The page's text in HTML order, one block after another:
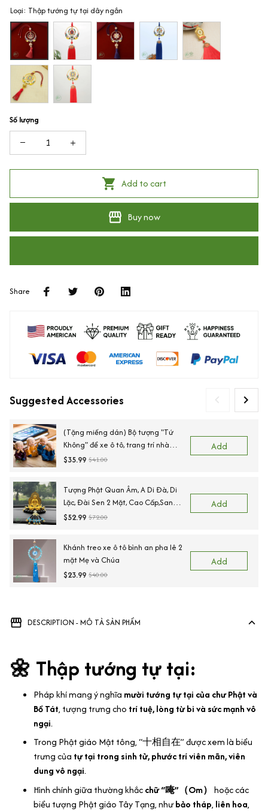
Loại: Thập tướng tự tại dây ngắn
Số lượng
Add to cart
Buy now
Share
Suggested Accessories
(Tặng miếng dán) Bộ tượng "Tứ
Không" để xe ô tô, trang trí nhà
cửa bằng gốm sứ cao cấp
$35.99 $41.00
Add
Tượng Phật Quan Âm, A Di Đà, Di
Lặc, Đài Sen 2 Mặt, Cao Cấp,Sang
Trọng
$52.99 $72.00
Add
Khánh treo xe ô tô bình an pha lê 2
mặt Mẹ và Chúa
$23.99 $40.00
Add
DESCRIPTION - MÔ TẢ SẢN PHẨM
🌼 Thập tướng tự tại:
Pháp khí mang ý nghĩa mười tướng tự tại của chư Phật và
Bồ Tát, tượng trưng cho trí tuệ, lòng từ bi và sức mạnh vô
ngại.
Trong Phật giáo Mật tông, “十相自在” được xem là biểu
trưng của tự tại trong sinh tử, phước trí viên mãn, viên
dung vô ngại.
Hình chính giữa thường khắcchữ “唵”（Om） hoặc các
biểu tượng Phật giáo Tây Tạng, nhưbảo tháp, liên hoa,